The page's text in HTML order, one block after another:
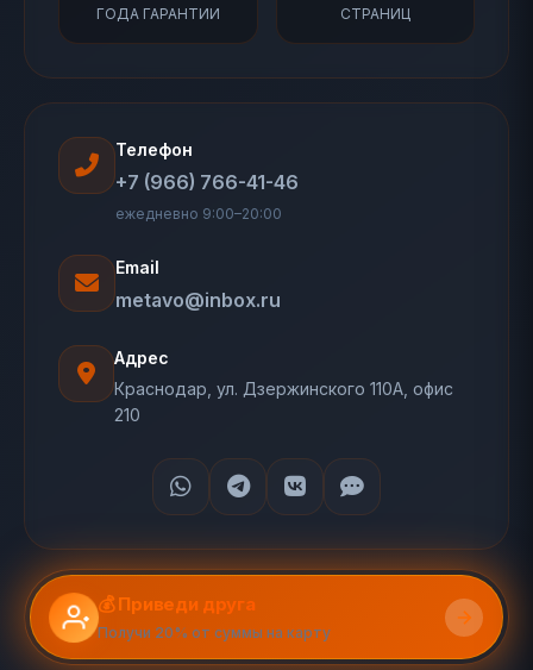
ГОДА ГАРАНТИИ СТРАНИЦ
Телефон
+7 (966) 766-41-46
ежедневно 9:00–20:00
Email
metavo@inbox.ru
Адрес
Краснодар, ул. Дзержинского 110А, офис
210
💰 Приведи друга
Получи 20% от суммы на карту